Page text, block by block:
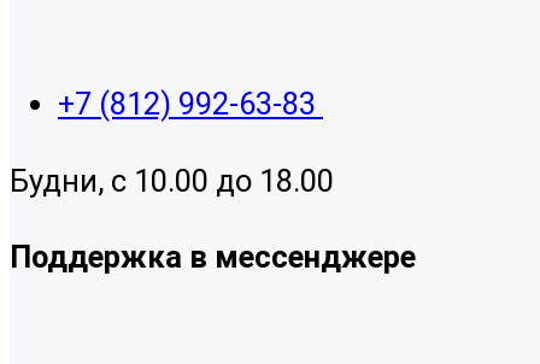
+7 (812) 992-63-83
Будни, с 10.00 до 18.00
Поддержка в мессенджере